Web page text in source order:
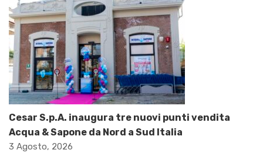
Cesar S.p.A. inaugura tre nuovi punti vendita
Acqua & Sapone da Nord a Sud Italia
3 Agosto, 2026